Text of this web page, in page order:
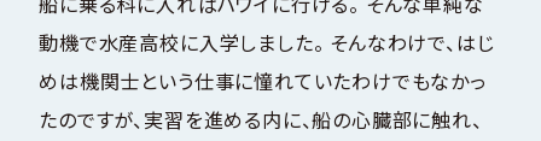
動機で水産高校に入学しました。 そんなわけで、はじ
めは機関士という仕事に憧れていたわけでもなかっ
たのですが、実習を進める内に、船の心臓部に触れ、